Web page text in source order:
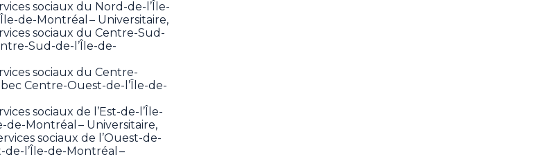
sociaux du Nord-de-l’Île-
de-Montréal – Universitaire,
sociaux du Centre-Sud-
Sud-de-l’Île-de-
sociaux du Centre-
Centre-Ouest-de-l’Île-de-
sociaux de l’Est-de-l’Île-
Montréal – Universitaire,
sociaux de l’Ouest-de-
l’Île-de-Montréal –